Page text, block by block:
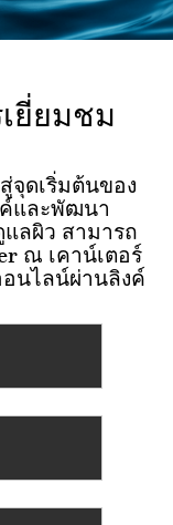
ยี่ยมชม
จุดเริ่มต้นของ
และพัฒนา
ลผิว สามารถ
ณ เคาน์เตอร์
นไลน์ผ่านลิงค์